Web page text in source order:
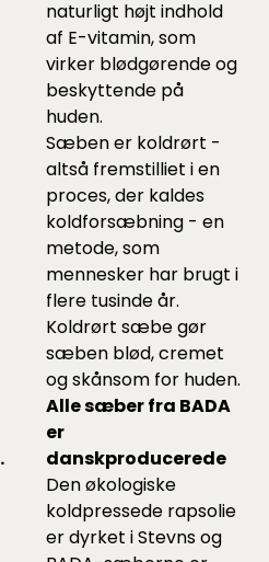
.
naturligt højt indhold
af E-vitamin, som
virker blødgørende og
beskyttende på
huden.
Sæben er koldrørt -
altså fremstilliet i en
proces, der kaldes
koldforsæbning - en
metode, som
mennesker har brugt i
flere tusinde år.
Koldrørt sæbe gør
sæben blød, cremet
og skånsom for huden.
Alle sæber fra BADA
er
danskproducerede
Den økologiske
koldpressede rapsolie
er dyrket i Stevns og